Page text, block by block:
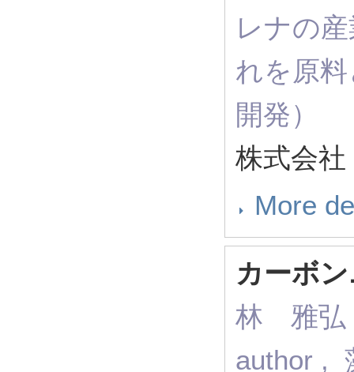
レナの
れを原
開発）
株式会
More
カーボ
林 雅弘
author ,